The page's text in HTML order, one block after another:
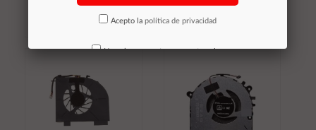
Añadir al
Añadir al
carrito
Acepto la política de privacidad
No volver a mostrar mas este aviso